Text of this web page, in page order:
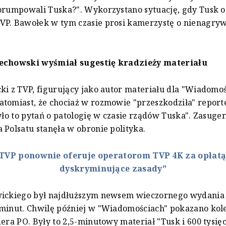
Tuska?". Wykorzystano sytuację, gdy Tusk
Bawołek w tym czasie prosi kamerzystę o
wyśmiał sugestię kradzieży materiału
z TVP, figurujący jako autor materiału dla
że chociaż w rozmowie "przeszkodziła"
to pytań o patologię w czasie rządów Tuska".
stanęła w obronie polityka.
ponownie oferuje operatorom TVP 4K za
dyskryminujące zasady"
był najdłuższym newsem wieczornego
Chwilę później w "Wiadomościach" pokazano
PO. Były to 2,5-minutowy materiał "Tusk i 600